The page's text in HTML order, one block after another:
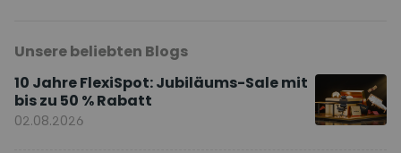
Unsere beliebten Blogs
10 Jahre FlexiSpot: Jubiläums-Sale mit
bis zu 50 % Rabatt
02.08.2026